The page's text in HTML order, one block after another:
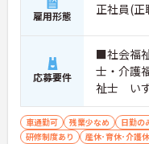
雇用形態 正社員(正
応募要件
■社会福
士・介護
祉士 い
※ただし
設等にお
車通勤可 残業少なめ 日勤の
研修制度あり
産休･育休･介護